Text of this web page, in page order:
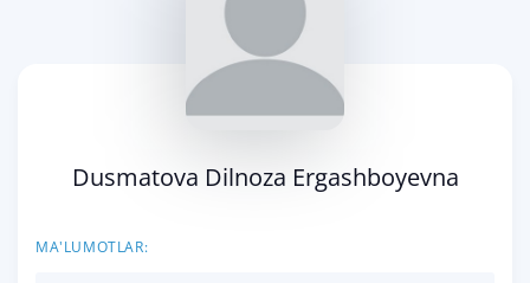
Dusmatova Dilnoza Ergashboyevna
MA'LUMOTLAR: